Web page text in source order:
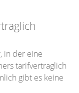
in der eine
tarifvertraglich
gibt es keine